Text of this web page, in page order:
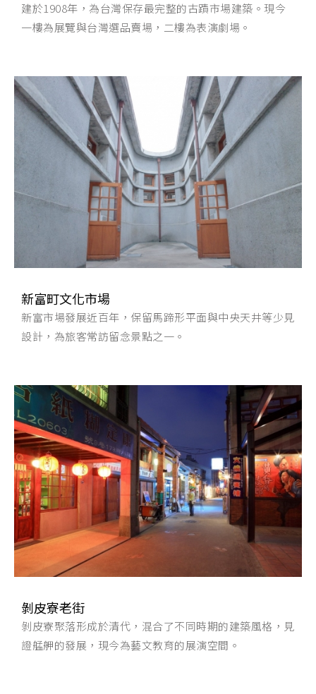
建於1908年，為台灣保存最完整的古蹟市場建築。現今
一樓為展覽與台灣選品賣場，二樓為表演劇場。
新富町文化市場
新富市場發展近百年，保留馬蹄形平面與中央天井等少見
設計，為旅客常訪留念景點之一。
剝皮寮老街
剝皮寮聚落形成於清代，混合了不同時期的建築風格，見
證艋舺的發展，現今為藝文教育的展演空間。